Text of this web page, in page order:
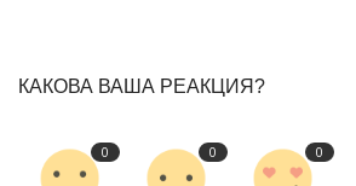
КАКОВА ВАША РЕАКЦИЯ?
0 0 0